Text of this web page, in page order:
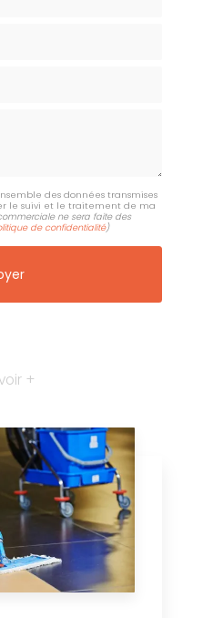
des données transmises
le suivi et le traitement de ma
ne sera faite des
de confidentialité)
+